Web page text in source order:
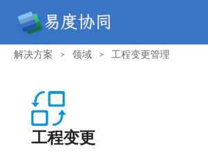
解决方案 > 领域 > 工程变更管理
工程变更